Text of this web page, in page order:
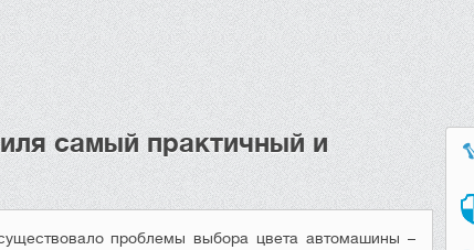
самый практичный и
проблемы выбора цвета автомашины –